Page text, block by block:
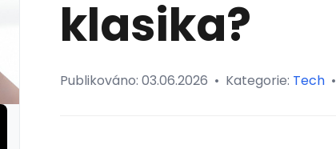
klasika?
Publikováno: 03.06.2026 • Kategorie: Tech •